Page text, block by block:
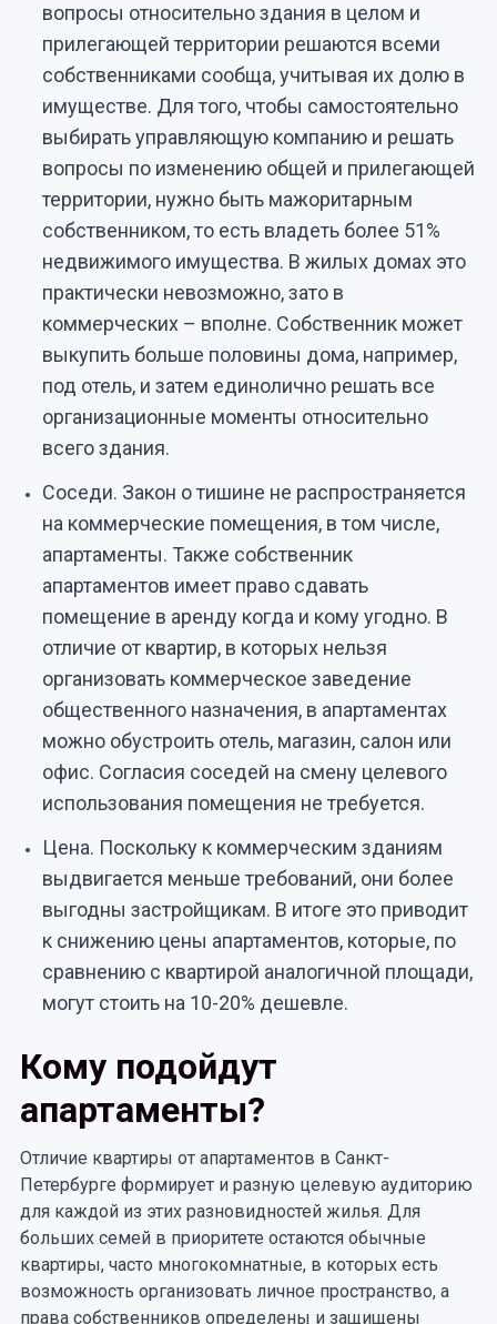
вопросы относительно здания в целом и
прилегающей территории решаются всеми
собственниками сообща, учитывая их долю в
имуществе. Для того, чтобы самостоятельно
выбирать управляющую компанию и решать
вопросы по изменению общей и прилегающей
территории, нужно быть мажоритарным
собственником, то есть владеть более 51%
недвижимого имущества. В жилых домах это
практически невозможно, зато в
коммерческих – вполне. Собственник может
выкупить больше половины дома, например,
под отель, и затем единолично решать все
организационные моменты относительно
всего здания.
Соседи. Закон о тишине не распространяется
на коммерческие помещения, в том числе,
апартаменты. Также собственник
апартаментов имеет право сдавать
помещение в аренду когда и кому угодно. В
отличие от квартир, в которых нельзя
организовать коммерческое заведение
общественного назначения, в апартаментах
можно обустроить отель, магазин, салон или
офис. Согласия соседей на смену целевого
использования помещения не требуется.
Цена. Поскольку к коммерческим зданиям
выдвигается меньше требований, они более
выгодны застройщикам. В итоге это приводит
к снижению цены апартаментов, которые, по
сравнению с квартирой аналогичной площади,
могут стоить на 10-20% дешевле.
Кому подойдут
апартаменты?
Отличие квартиры от апартаментов в Санкт-
Петербурге формирует и разную целевую аудиторию
для каждой из этих разновидностей жилья. Для
больших семей в приоритете остаются обычные
квартиры, часто многокомнатные, в которых есть
возможность организовать личное пространство, а
права собственников определены и защищены